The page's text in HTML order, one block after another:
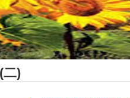
二)